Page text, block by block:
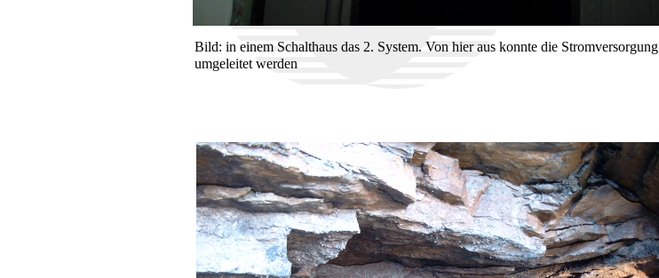
Bild: in einem Schalthaus das 2. System. Von hier aus konnte die Stromversorgung
umgeleitet werden